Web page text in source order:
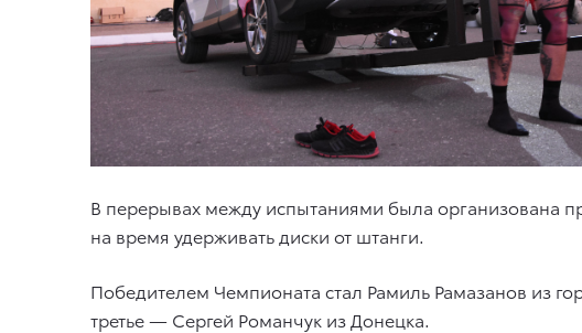
В перерывах между испытаниями была организована
на время удерживать диски от штанги.
Победителем Чемпионата стал Рамиль Рамазанов из
третье — Сергей Романчук из Донецка.